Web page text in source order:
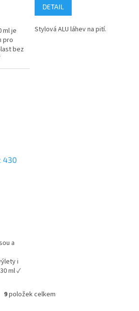
ml je
pro
bez
👉
5
DETAIL
Stylová ALU láhev na pití.
430
a
i
ml ✓
✓
O
9položek celkem